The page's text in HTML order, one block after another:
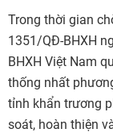
Trong thời gian
1351/QĐ-BHXH
BHXH Việt Nam
thống nhất
tỉnh khẩn trương
soát, hoàn thiện